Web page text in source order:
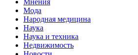
Мода
Народная медицина
Наука
Наука и техника
Недвижимость